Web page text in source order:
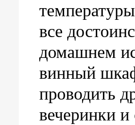
все
домашнем
винный
проводить
вечеринки